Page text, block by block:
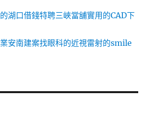
湖口借錢特聘三峽當舖實用的CAD下
安南建案找眼科的近視雷射的smile